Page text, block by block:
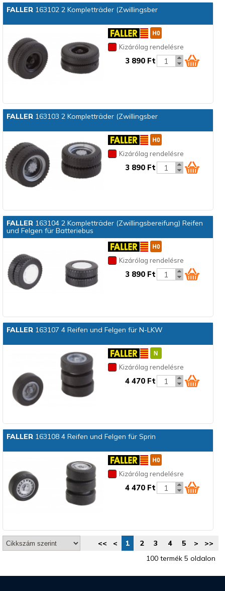
FALLER163102 2 Kompletträder (Zwillingsber
Kizárólag rendelésre
3 890 Ft
FALLER163103 2 Kompletträder (Zwillingsber
Kizárólag rendelésre
3 890 Ft
FALLER163104 2 Kompletträder (Zwillingsbereifung) Reifen
und Felgen für Batteriebus
Kizárólag rendelésre
3 890 Ft
FALLER163107 4 Reifen und Felgen für N-LKW
Kizárólag rendelésre
4 470 Ft
FALLER163108 4 Reifen und Felgen für Sprin
Kizárólag rendelésre
4 470 Ft
<< < 1 2 3 4 5 >
>>
100 termék 5 oldalon